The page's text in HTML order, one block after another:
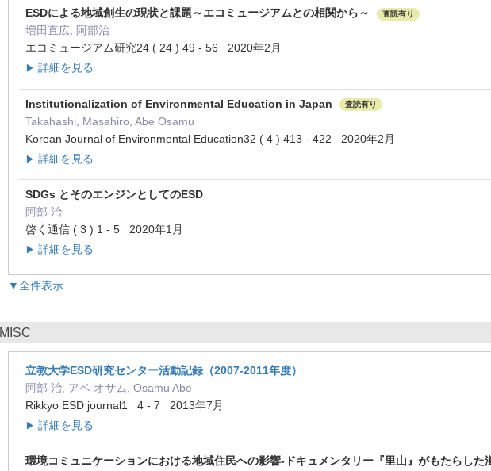
ESDによる地域創生の現状と課題～エコミュージアムとの相関から～ 査読有り
増田直広, 阿部治
エコミュージアム研究24 ( 24 ) 49 - 56 2020年2月
▶ 詳細を見る
Institutionalization of Environmental Education in Japan 査読有り
Takahashi, Masahiro, Abe Osamu
Korean Journal of Environmental Education32 ( 4 ) 413 - 422 2020年2月
▶ 詳細を見る
SDGs とそのエンジンとしてのESD
阿部 治
啓く通信 ( 3 ) 1 - 5 2020年1月
▶ 詳細を見る
▼全件表示
MISC
立教大学ESD研究センター活動記録（2007-2011年度）
阿部 治, アベ オサム, Osamu Abe
Rikkyo ESD journal1 4 - 7 2013年7月
▶ 詳細を見る
環境コミュニケーションにおける地域住民への影響-ドキュメンタリー『里山』がもたらした